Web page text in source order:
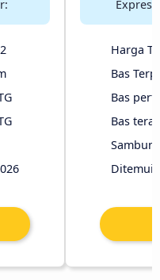
Harga
Bas
Bas
Bas
Ditemui